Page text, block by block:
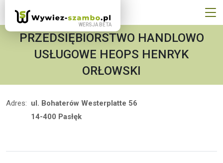
PRZEDSIĘBIORSTWO HANDLOWO
USŁUGOWE HEOPS HENRYK
ORŁOWSKI
Adres: ul. Bohaterów Westerplatte 56
14-400 Pasłęk